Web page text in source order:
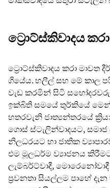
ට්‍රොට්ස්කිවාදය
ට්‍රොට්ස්කිවාදය කරා මාවත
ගියේය. හලීල් සහ මේ කාල
වැඩ කරමින් සිටි
ඉක්බිති සමයේ තුර්කියේ
හතරවැනි ජාත්‍යන්තරයේ
ගොස් ස්ටැලින්වාදයට, සමාජ
නිලධරයට හා ජාතික
එම මූලධර්ම ව්‍යාජනය
ලැම්බර්ට්වාදී,
ප්‍රවනතා සියල්ලම පාහේ